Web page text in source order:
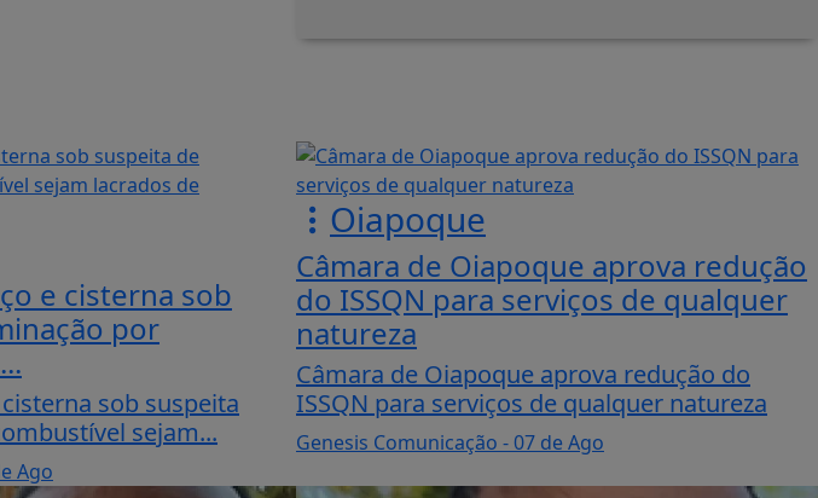
e cisterna sob
por
sob suspeita
sejam...
Ago
Oiapoque
Câmara de Oiapoque aprova redução
do ISSQN para serviços de qualquer
natureza
Câmara de Oiapoque aprova redução do
ISSQN para serviços de qualquer natureza
Genesis Comunicação - 07 de Ago